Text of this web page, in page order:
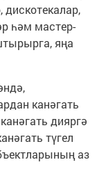
дискотекалар,
һәм мастер-
яңа
канәгать
дияргә
түгел
аз